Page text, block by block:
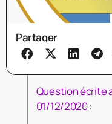
Partager
Question écrite
01/12/2020: